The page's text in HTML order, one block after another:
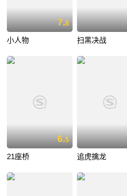
7.8
小人物 扫黑决战
6.5
21座桥 追虎擒龙